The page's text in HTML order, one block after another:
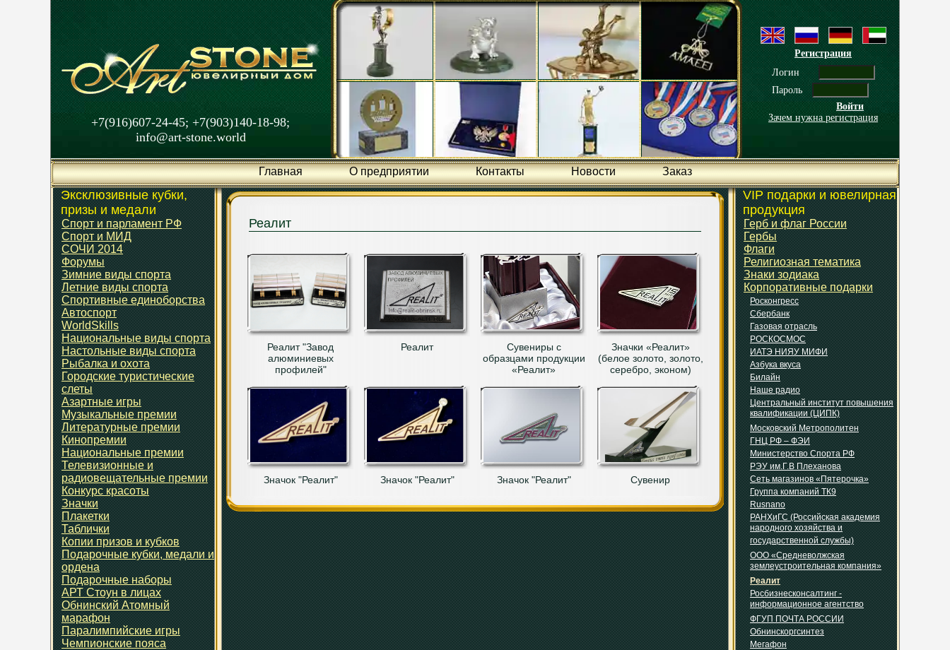
Регистрация
Логин
Пароль
Войти
Зачем нужна регистрация
+7(916)607-24-45; +7(903)140-18-98;
info@art-stone.world
Главная О предприятии Контакты Новости Заказ
Эксклюзивные кубки,
призы и медали
Спорт и парламент РФ
Спорт и МИД
СОЧИ 2014
Форумы
Зимние виды спорта
Летние виды спорта
Спортивные единоборства
Автоспорт
WorldSkills
Национальные виды спорта
Настольные виды спорта
Рыбалка и охота
Городские туристические
слеты
Азартные игры
Музыкальные премии
Литературные премии
Кинопремии
Национальные премии
Телевизионные и
радиовещательные премии
Конкурс красоты
Значки
Плакетки
Таблички
Копии призов и кубков
Подарочные кубки, медали и
ордена
Подарочные наборы
АРТ Стоун в лицах
Обнинский Атомный
марафон
Паралимпийские игры
Чемпионские пояса
Реалит
Реалит "Завод
алюминиевых
профилей"
Реалит
Сувениры с
образцами продукции
«Реалит»
Значки «Реалит»
(белое золото, золото,
серебро, эконом)
Значок "Реалит" Значок "Реалит" Значок "Реалит" Сувенир
VIP подарки и ювелирная
продукция
Герб и флаг России
Гербы
Флаги
Религиозная тематика
Знаки зодиака
Корпоративные подарки
Росконгресс
Сбербанк
Газовая отрасль
РОСКОСМОС
ИАТЭ НИЯУ МИФИ
Азбука вкуса
Билайн
Наше радио
Центральный институт повышения
квалификации (ЦИПК)
Московский Метрополитен
ГНЦ РФ – ФЭИ
Министерство Спорта РФ
РЭУ им.Г.В Плеханова
Сеть магазинов «Пятерочка»
Группа компаний ТК9
Rusnano
РАНХиГС (Российская академия
народного хозяйства и
государственной службы)
ООО «Средневолжская
землеустроительная компания»
Реалит
Росбизнесконсалтинг -
информационное агентство
ФГУП ПОЧТА РОССИИ
Обнинскоргсинтез
Мегафон